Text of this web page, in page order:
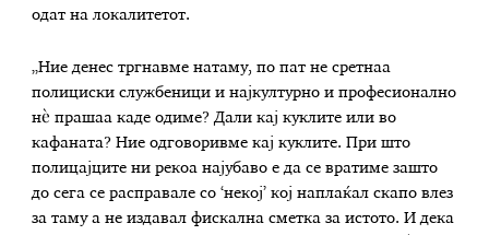
одат на локалитетот.
„Ние денес тргнавме натаму, по пат не сретнаа
полициски службеници и најкултурно и професионално
нѐ прашаа каде одиме? Дали кај куклите или во
кафаната? Ние одговоривме кај куклите. При што
полицајците ни рекоа најубаво е да се вратиме зашто
до сега се расправале со ‘некој’ кој наплаќал скапо влез
за таму а не издавал фискална сметка за истото. И дека